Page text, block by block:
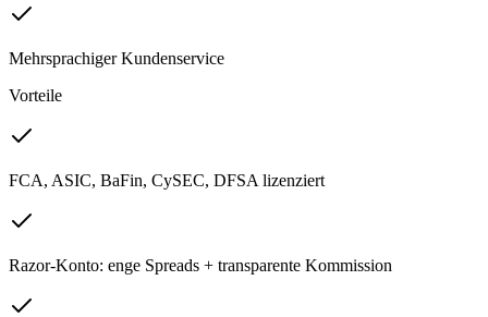
Mehrsprachiger Kundenservice
Vorteile
FCA, ASIC, BaFin, CySEC, DFSA lizenziert
Razor-Konto: enge Spreads + transparente Kommission